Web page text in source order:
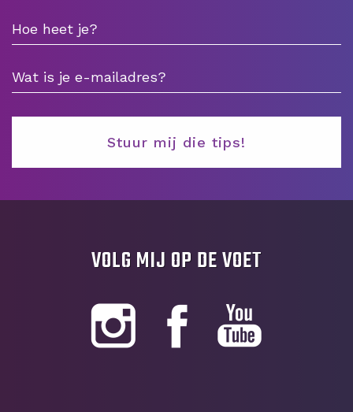
VOLG MIJ OP DE VOET